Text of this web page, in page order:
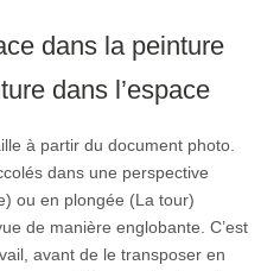
dans la peinture
dans l’espace
à partir du document photo.
dans une perspective
ou en plongée (La tour)
de manière englobante. C’est
avant de le transposer en